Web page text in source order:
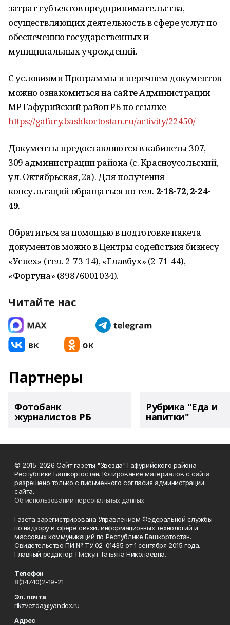
затрат субъектов предпринимательства,
осуществляющих деятельность в сфере услуг по
обеспечению государственных и
муниципальных учреждений.
С условиями Программы и перечнем документов
можно ознакомиться на сайте Администрации
МР Гафурийский район РБ по ссылке
https://gafury.bashkortostan.ru/activity/22450/
Документы предоставляются в кабинеты 307,
309 администрации района (с. Красноусольский,
ул. Октябрьская, 2а). Для получения
консультаций обращаться по тел. 2-18-72,2-24-
49.
Обратиться за помощью в подготовке пакета
документов можно в Центры содействия бизнесу
«Успех» (тел. 2-73-14), «Главбух» (2-71-44),
«Фортуна» (89876001034).
Читайте нас
Партнеры
Фотобанк
журналистов РБ
Рубрика "Еда и
напитки"
© 2015-2026 Сайт газеты "Звезда" Гафурийского района
Республики Башкортостан. Копирование материалов с сайта
разрешено только с письменного согласия администрации
сайта.
Об использовании персональных данных
Газета зарегистрирована Управлением Федеральной службы
по надзору в сфере связи, информационных технологий и
массовых коммуникаций по Республике Башкортостан.
Свидетельство ПИ № ТУ 02-01435 от 1 сентября 2015 года.
Главный редактор: Пискун Татьяна Николаевна.
Телефон
8(34740)2-19-21
Эл. почта
rikzvezda@yandex.ru
Адрес